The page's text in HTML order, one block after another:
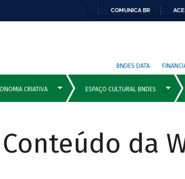
COMUNICA BR
BNDES DATA
da